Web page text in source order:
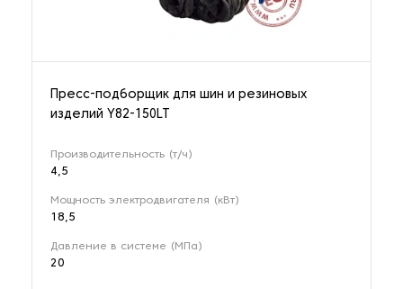
Пресс-подборщик для шин и резиновых
изделий Y82-150LT
Производительность (т/ч)
4,5
Мощность электродвигателя (кВт)
18,5
Давление в системе (МПа)
20